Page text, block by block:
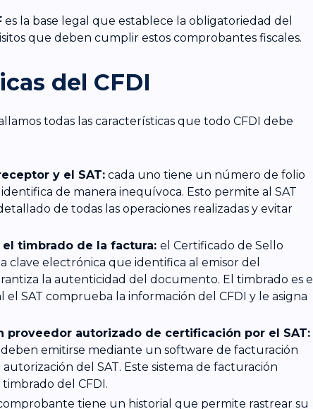
es la base legal que establece la obligatoriedad del
que deben cumplir estos comprobantes fiscales.
del CFDI
todas las características que todo CFDI debe
y el SAT:cada uno tiene un número de folio
de manera inequívoca. Esto permite al SAT
de todas las operaciones realizadas y evitar
el timbrado de la factura: el Certificado de Sello
clave electrónica que identifica al emisor del
la autenticidad del documento. El timbrado es el
el SAT comprueba la información del CFDI y le asigna
proveedor autorizado de certificación por el SAT:
emitirse mediante un software de facturación
del SAT. Este sistema de facturación
del CFDI.
tiene un historial que permite rastrear su